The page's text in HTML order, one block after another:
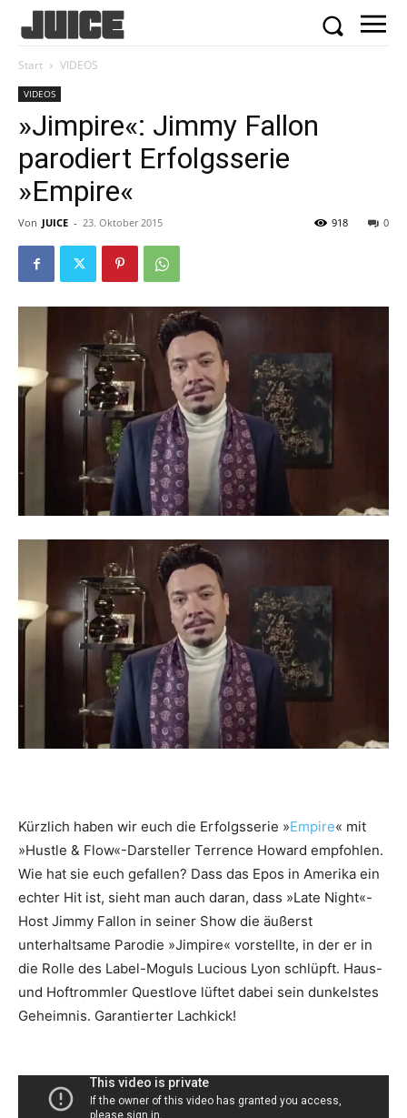
Start VIDEOS
VIDEOS
»Jimpire«: Jimmy Fallon
parodiert Erfolgsserie
»Empire«
Von JUICE - 23. Oktober 2015 0
918
Kürzlich haben wir euch die Erfolgsserie »Empire« mit
»Hustle & Flow«-Darsteller Terrence Howard empfohlen.
Wie hat sie euch gefallen? Dass das Epos in Amerika ein
echter Hit ist, sieht man auch daran, dass »Late Night«-
Host Jimmy Fallon in seiner Show die äußerst
unterhaltsame Parodie »Jimpire« vorstellte, in der er in
die Rolle des Label-Moguls Lucious Lyon schlüpft. Haus-
und Hoftrommler Questlove lüftet dabei sein dunkelstes
Geheimnis. Garantierter Lachkick!